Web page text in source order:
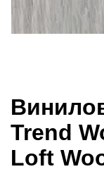
Trend
Loft